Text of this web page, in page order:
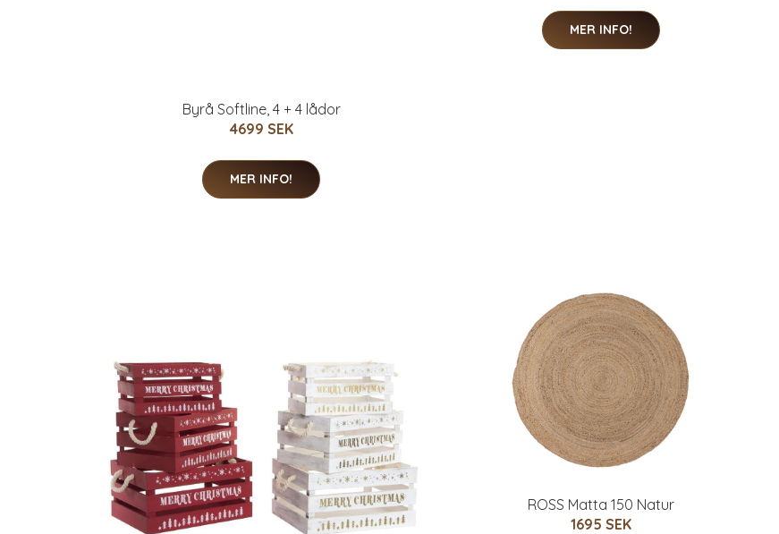
Byrå Softline, 4 + 4 lådor
4699 SEK
MER INFO!
MER INFO!
ROSS Matta 150 Natur
1695 SEK